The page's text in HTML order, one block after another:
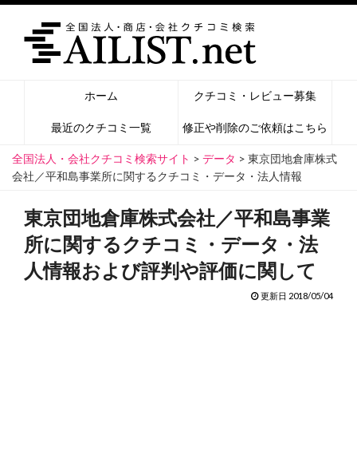
ホーム クチコミ・レビュー募集
最近のクチコミ一覧 修正や削除のご依頼はこちら
全国法人・会社クチコミ検索サイト > データ > 東京団地倉庫株式
会社／平和島事業所に関するクチコミ・データ・法人情報
東京団地倉庫株式会社／平和島事業
所に関するクチコミ・データ・法
人情報および評判や評価に関して
更新日 2018/05/04